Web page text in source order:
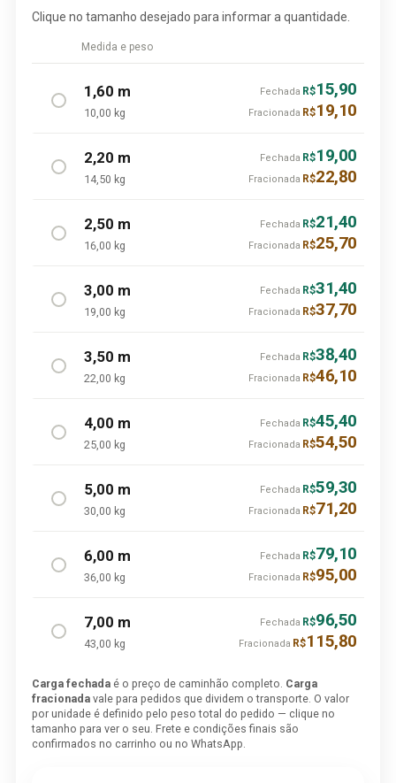
Clique no tamanho desejado para informar a quantidade.
Medida e peso
1,60 m
10,00 kg
Fechada R$15,90
Fracionada R$19,10
2,20 m
14,50 kg
Fechada R$19,00
Fracionada R$22,80
2,50 m
16,00 kg
Fechada R$21,40
Fracionada R$25,70
3,00 m
19,00 kg
Fechada R$31,40
Fracionada R$37,70
3,50 m
22,00 kg
Fechada R$38,40
Fracionada R$46,10
4,00 m
25,00 kg
Fechada R$45,40
Fracionada R$54,50
5,00 m
30,00 kg
Fechada R$59,30
Fracionada R$71,20
6,00 m
36,00 kg
Fechada R$79,10
Fracionada R$95,00
7,00 m
43,00 kg
Fechada R$96,50
Fracionada R$115,80
Carga fechada é o preço de caminhão completo. Carga
fracionada vale para pedidos que dividem o transporte. O valor
por unidade é definido pelo peso total do pedido — clique no
tamanho para ver o seu. Frete e condições finais são
confirmados no carrinho ou no WhatsApp.